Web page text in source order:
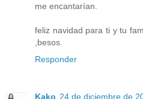
me encantarían.
feliz navidad para ti y tu
,besos.
Responder
Kako 24 de diciembre de